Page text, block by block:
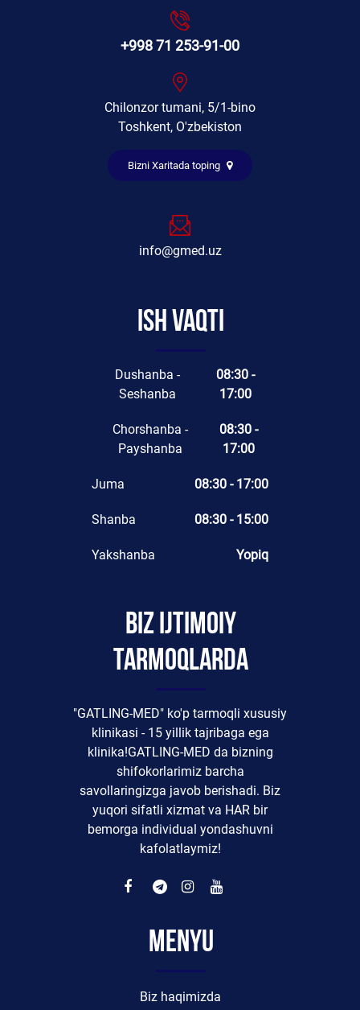
+998 71 253-91-00
Chilonzor tumani, 5/1-bino
Toshkent, O'zbekiston
Bizni Xaritada toping
info@gmed.uz
Ish vaqti
Dushanba -
Seshanba
08:30 -
17:00
Chorshanba -
Payshanba
08:30 -
17:00
Juma 08:30 - 17:00
Shanba 08:30 - 15:00
Yakshanba Yopiq
Biz ijtimoiy
tarmoqlarda
"GATLING-MED" ko'p tarmoqli xususiy
klinikasi - 15 yillik tajribaga ega
klinika!GATLING-MED da bizning
shifokorlarimiz barcha
savollaringizga javob berishadi. Biz
yuqori sifatli xizmat va HAR bir
bemorga individual yondashuvni
kafolatlaymiz!
Menyu
Biz haqimizda